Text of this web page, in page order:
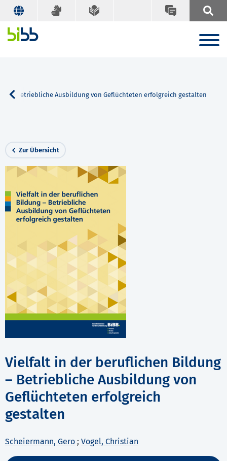
– Betriebliche Ausbildung von Geflüchteten erfolgreich gestalten
Zur Übersicht
Vielfalt in der beruflichen Bildung
– Betriebliche Ausbildung von
Geflüchteten erfolgreich
gestalten
Scheiermann, Gero ; Vogel, Christian